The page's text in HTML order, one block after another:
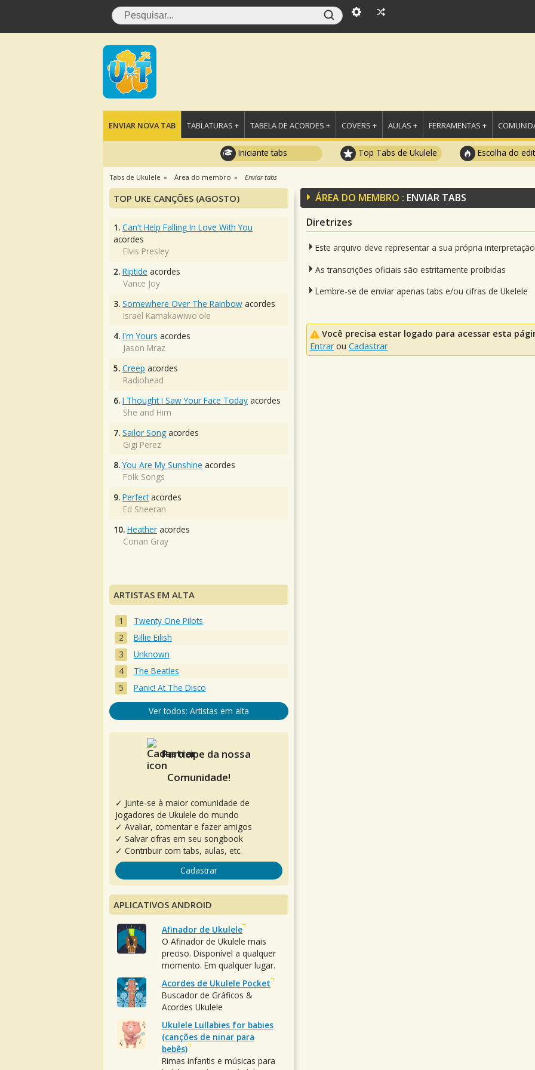
ENVIAR NOVA TAB TABLATURAS + TABELA DE ACORDES + COVERS + AULAS + FERRAMENTAS +
Iniciante tabs Top Tabs de Ukulele Escolha do
Tabs de Ukulele Área do membro Enviar tabs
ÁREA DO MEMBRO : ENVIAR TABS
Diretrizes
Este arquivo deve representar a sua própria
As transcrições oficiais são estritamente proibidas
Lembre-se de enviar apenas tabs e/ou cifras de Ukelele
Você precisa estar logado para acessar esta
Entrarou Cadastrar
TOP UKE CANÇÕES (AGOSTO)
1. Can't Help Falling In Love With You
acordes
Elvis Presley
2. Riptide acordes
Vance Joy
3. Somewhere Over The Rainbow acordes
Israel Kamakawiwo'ole
4. I'm Yours acordes
Jason Mraz
5. Creep acordes
Radiohead
6. I Thought I Saw Your Face Today acordes
She and Him
7. Sailor Song acordes
Gigi Perez
8. You Are My Sunshine acordes
Folk Songs
9. Perfectacordes
Ed Sheeran
10. Heather acordes
Conan Gray
ARTISTAS EM ALTA
Twenty One Pilots
Billie Eilish
Unknown
The Beatles
Panic! At The Disco
Ver todos: Artistas em alta
Participe da nossa
Comunidade!
✓ Junte-se à maior comunidade de
Jogadores de Ukulele do mundo
✓ Avaliar, comentar e fazer amigos
✓ Salvar cifras em seu songbook
✓ Contribuir com tabs, aulas, etc.
Cadastrar
APLICATIVOS ANDROID
Afinador de Ukulele
O Afinador de Ukulele mais
preciso. Disponível a qualquer
momento. Em qualquer lugar.
Acordes de Ukulele Pocket
Buscador de Gráficos &
Acordes Ukulele
Ukulele Lullabies for babies
(canções de ninar para
bebês)
Rimas infantis e músicas para